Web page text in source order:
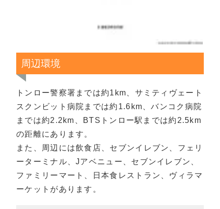
周辺環境
トンロー警察署までは約1km、サミティヴェート
スクンビット病院までは約1.6km、バンコク病院
までは約2.2km、BTSトンロー駅までは約2.5km
の距離にあります。
また、周辺には飲食店、セブンイレブン、フェリ
ーターミナル、Jアベニュー、セブンイレブン、
ファミリーマート、日本食レストラン、ヴィラマ
ーケットがあります。